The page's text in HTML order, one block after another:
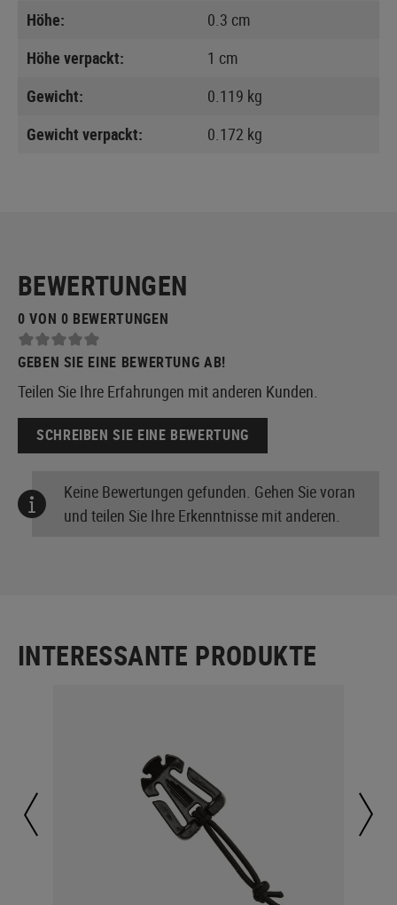
Höhe:
0.3 cm
Höhe verpackt:
1 cm
Gewicht:
0.119 kg
Gewicht verpackt:
0.172 kg
BEWERTUNGEN
0 VON 0 BEWERTUNGEN
GEBEN SIE EINE BEWERTUNG AB!
Teilen Sie Ihre Erfahrungen mit anderen Kunden.
SCHREIBEN SIE EINE BEWERTUNG
Keine Bewertungen gefunden. Gehen Sie voran
und teilen Sie Ihre Erkenntnisse mit anderen.
INTERESSANTE PRODUKTE